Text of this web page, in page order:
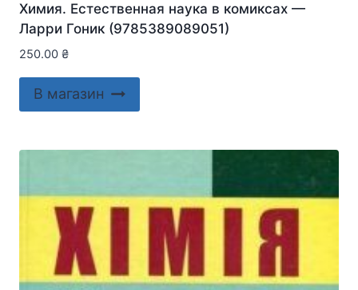
Химия. Естественная наука в комиксах —
Ларри Гоник (9785389089051)
250.00 ₴
В магазин